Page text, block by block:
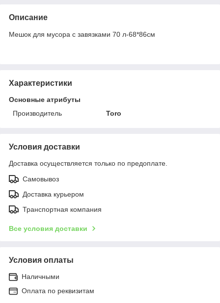
Описание
Мешок для мусора с завязками 70 л-68*86см
Характеристики
Основные атрибуты
Производитель
Toro
Условия доставки
Доставка осуществляется только по предоплате.
Самовывоз
Доставка курьером
Транспортная компания
Все условия доставки
Условия оплаты
Наличными
Оплата по реквизитам